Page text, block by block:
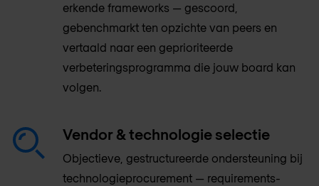
erkende frameworks — gescoord,
gebenchmarkt ten opzichte van peers en
vertaald naar een geprioriteerde
verbeteringsprogramma die jouw board kan
volgen.
Vendor & technologie selectie
Objectieve, gestructureerde ondersteuning bij
technologieprocurement — requirements-